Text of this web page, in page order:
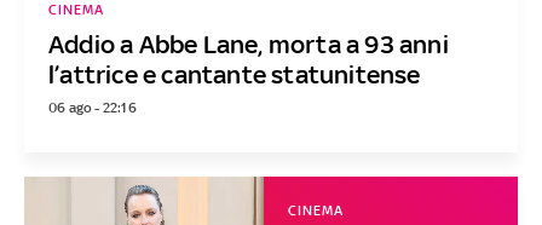
Addio a Abbe Lane, morta a 93 anni
l’attrice e cantante statunitense
CINEMA
06 ago - 22:16
CINEMA